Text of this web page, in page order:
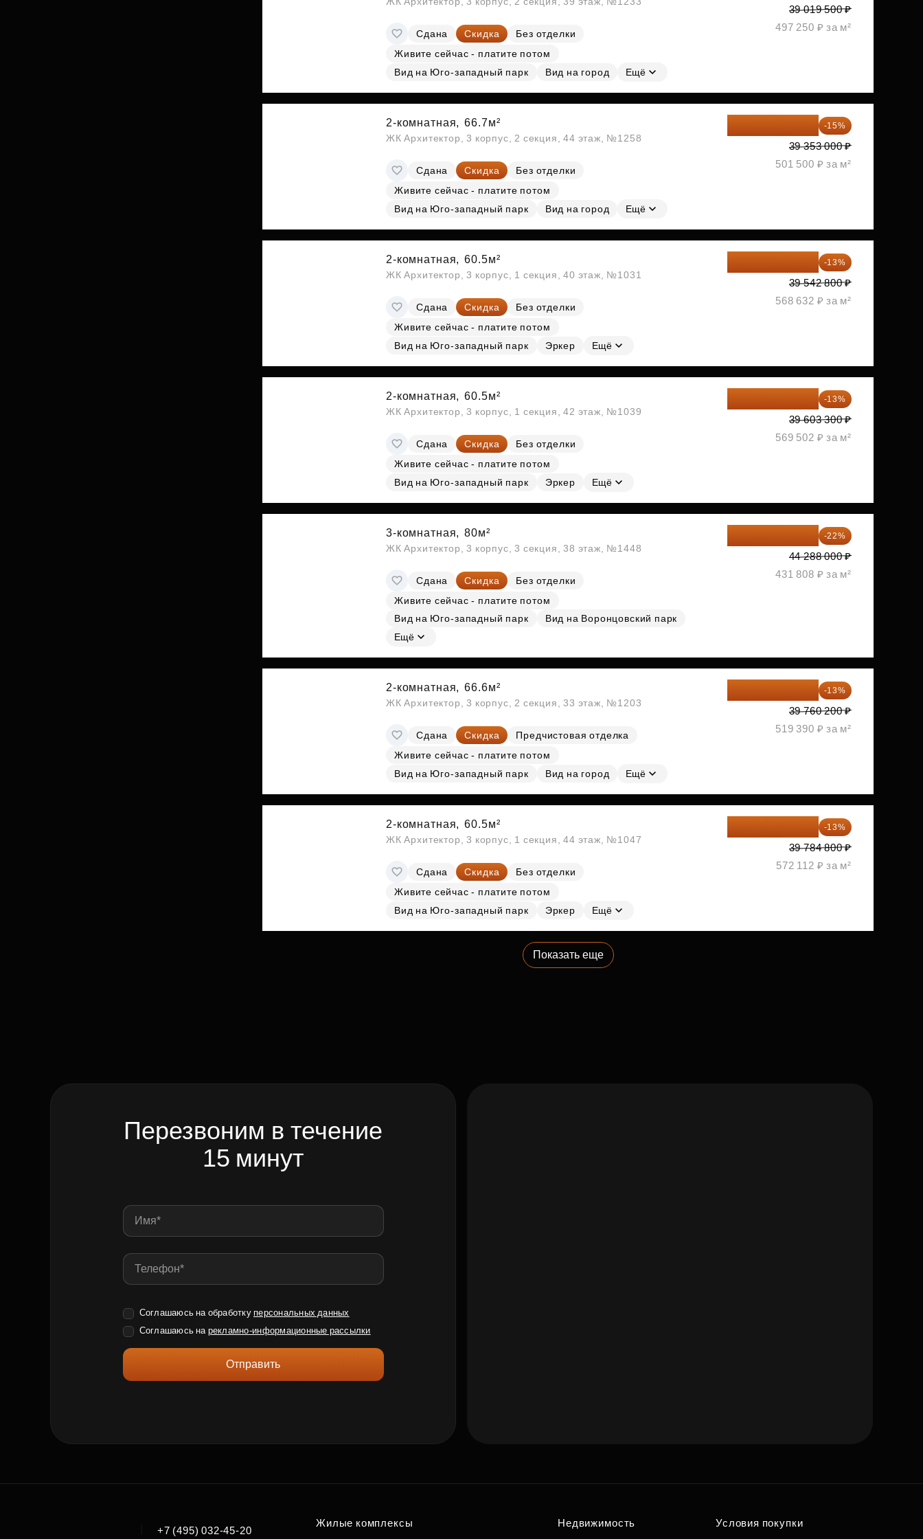
Сдана Скидка
Без отделки
Живите сейчас - платите потом
Вид на Юго-западный парк
Вид на город Ещё
39 019 500 ₽
497 250 ₽ за м²
2-комнатная, 66.7м²
ЖК Архитектор, 3 корпус, 2 секция, 44 этаж, №1258
Сдана Скидка
Без отделки
Живите сейчас - платите потом
Вид на Юго-западный парк
Вид на город Ещё
-15%
39 353 000 ₽
501 500 ₽ за м²
2-комнатная, 60.5м²
ЖК Архитектор, 3 корпус, 1 секция, 40 этаж, №1031
Сдана Скидка
Без отделки
Живите сейчас - платите потом
Вид на Юго-западный парк
Эркер Ещё
-13%
39 542 800 ₽
568 632 ₽ за м²
2-комнатная, 60.5м²
ЖК Архитектор, 3 корпус, 1 секция, 42 этаж, №1039
Сдана Скидка
Без отделки
Живите сейчас - платите потом
Вид на Юго-западный парк
Эркер Ещё
-13%
39 603 300 ₽
569 502 ₽ за м²
3-комнатная, 80м²
ЖК Архитектор, 3 корпус, 3 секция, 38 этаж, №1448
Сдана Скидка
Без отделки
Живите сейчас - платите потом
Вид на Юго-западный парк
Вид на Воронцовский парк
Ещё
-22%
44 288 000 ₽
431 808 ₽ за м²
2-комнатная, 66.6м²
ЖК Архитектор, 3 корпус, 2 секция, 33 этаж, №1203
Сдана Скидка
Предчистовая отделка
Живите сейчас - платите потом
Вид на Юго-западный парк
Вид на город Ещё
-13%
39 760 200 ₽
519 390 ₽ за м²
2-комнатная, 60.5м²
ЖК Архитектор, 3 корпус, 1 секция, 44 этаж, №1047
Сдана Скидка
Без отделки
Живите сейчас - платите потом
Вид на Юго-западный парк
Эркер Ещё
-13%
39 784 800 ₽
572 112 ₽ за м²
Показать еще
Перезвоним в течение
15 минут
Соглашаюсь на обработку персональных данных
Соглашаюсь на рекламно-информационные рассылки
Отправить
+7 (495) 032-45-20
Жилые комплексы
Недвижимость
Условия покупки